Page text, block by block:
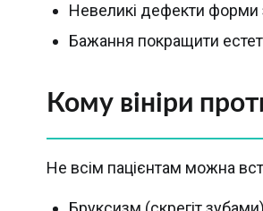
Невеликі дефекти форми
Бажання покращити
Кому вініри
Не всім пацієнтам можна